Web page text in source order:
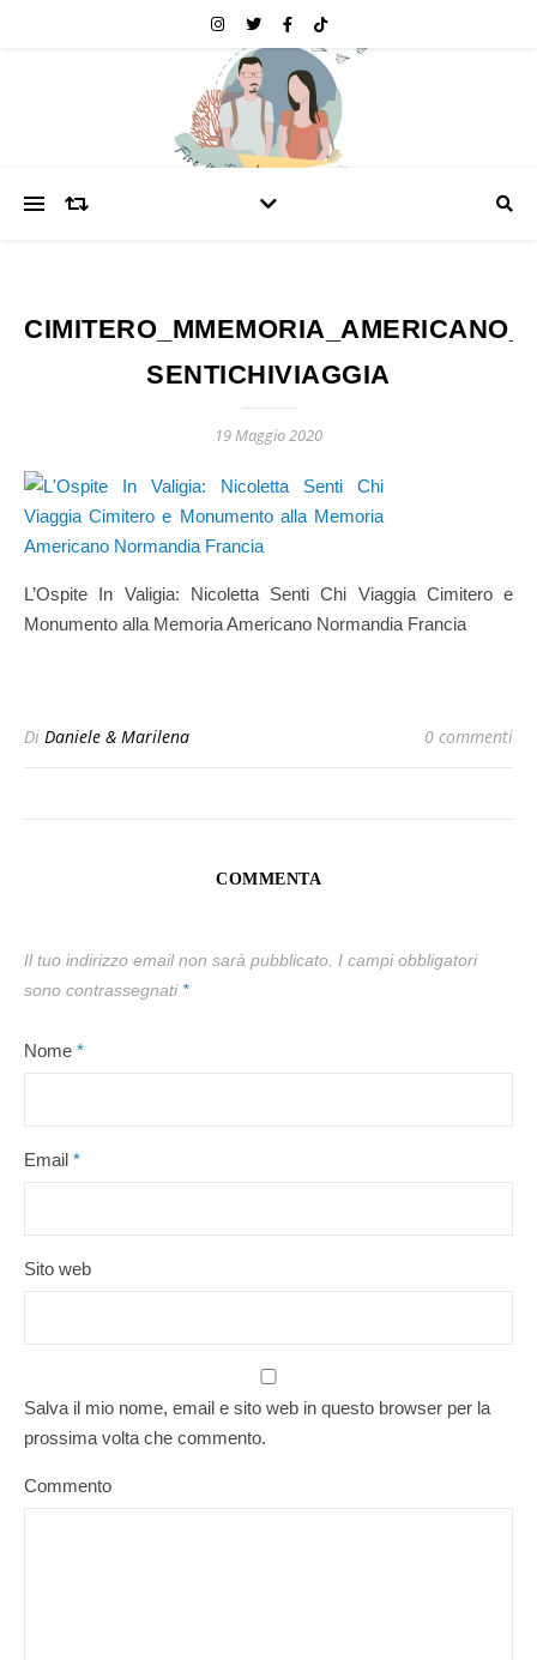
SENTICHIVIAGGIA
19 Maggio 2020
L’Ospite In Valigia: Nicoletta Senti Chi Viaggia Cimitero e
Monumento alla Memoria Americano Normandia Francia
Di Daniele & Marilena 0 commenti
COMMENTA
Il tuo indirizzo email non sarà pubblicato. I campi obbligatori
sono contrassegnati *
Nome *
Email *
Sito web
Salva il mio nome, email e sito web in questo browser per la
prossima volta che commento.
Commento